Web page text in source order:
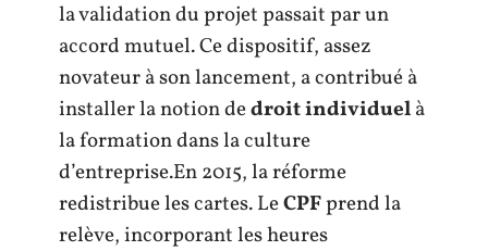
la validation du projet passait par un
accord mutuel. Ce dispositif, assez
novateur à son lancement, a contribué à
installer la notion dedroit individuelà
la formation dans la culture
d’entreprise.En 2015, la réforme
redistribue les cartes. LeCPFprend la
relève, incorporant les heures